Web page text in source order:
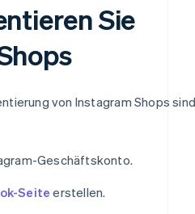
Sie
von Instagram Shops sind
Geschäftskonto.
Seite erstellen.